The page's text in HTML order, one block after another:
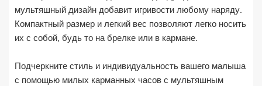
мультяшный дизайн добавит игривости любому наряду.
Компактный размер и легкий вес позволяют легко носить
их с собой, будь то на брелке или в кармане.
Подчеркните стиль и индивидуальность вашего малыша
с помощью милых карманных часов с мультяшным